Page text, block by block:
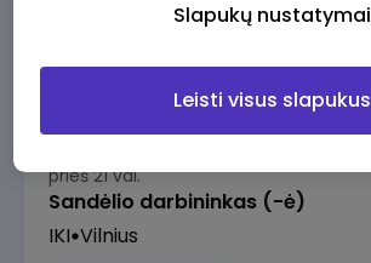
3000 - 3650 €/mėn. Prieš mokesčius
prieš 21 val.
Sandėlio darbininkas (-ė)
IKI Vilnius
Slapukų nustatymai
Leisti visus slapukus